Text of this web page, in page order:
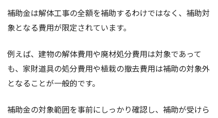
補助金は解体工事の全額を補助するわけではなく、補助対
象となる費用が限定されています。
例えば、建物の解体費用や廃材処分費用は対象であって
も、家財道具の処分費用や植栽の撤去費用は補助の対象外
となることが一般的です。
補助金の対象範囲を事前にしっかり確認し、補助が受けら